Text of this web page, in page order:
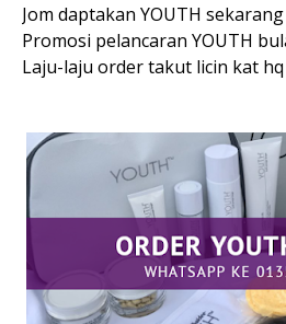
Jom daptakan YOUTH
Promosi pelancaran YOUTH
Laju-laju order takut licin kat